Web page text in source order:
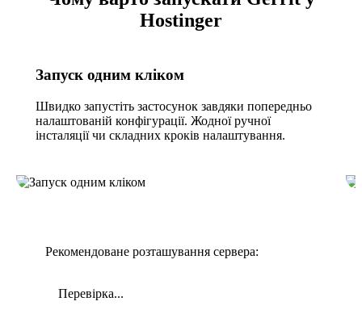
Hostinger
Запуск одним кліком
Швидко запустіть застосунок завдяки попередньо
налаштованій конфігурації. Жодної ручної
інсталяції чи складних кроків налаштування.
Рекомендоване розташування сервера:
Перевірка...